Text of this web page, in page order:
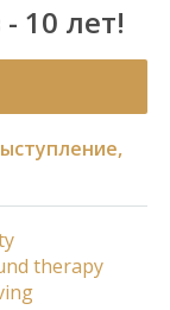
10 лет!
therapy